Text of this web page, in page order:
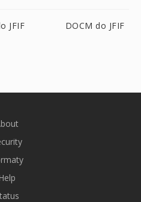
JFIF DOCM do JFIF
Help